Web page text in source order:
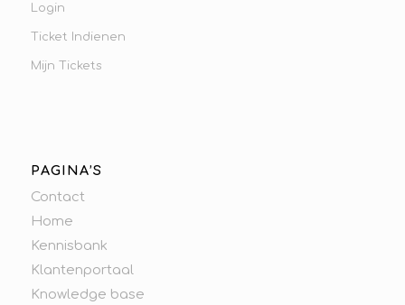
Login
Ticket Indienen
Mijn Tickets
PAGINA’S
Contact
Home
Kennisbank
Klantenportaal
Knowledge base